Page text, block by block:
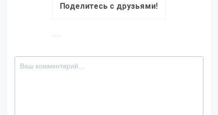
Поделитесь с друзьями!